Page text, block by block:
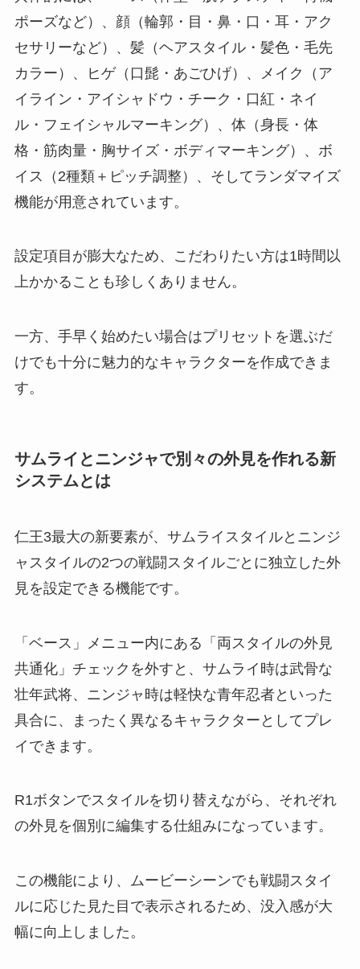
ポーズなど）、顔（輪郭・目・鼻・口・耳・アク
セサリーなど）、髪（ヘアスタイル・髪色・毛先
カラー）、ヒゲ（口髭・あごひげ）、メイク（ア
イライン・アイシャドウ・チーク・口紅・ネイ
ル・フェイシャルマーキング）、体（身長・体
格・筋肉量・胸サイズ・ボディマーキング）、ボ
イス（2種類＋ピッチ調整）、そしてランダマイズ
機能が用意されています。
設定項目が膨大なため、こだわりたい方は1時間以
上かかることも珍しくありません。
一方、手早く始めたい場合はプリセットを選ぶだ
けでも十分に魅力的なキャラクターを作成できま
す。
サムライとニンジャで別々の外見を作れる新
システムとは
仁王3最大の新要素が、サムライスタイルとニンジ
ャスタイルの2つの戦闘スタイルごとに独立した外
見を設定できる機能です。
「ベース」メニュー内にある「両スタイルの外見
共通化」チェックを外すと、サムライ時は武骨な
壮年武将、ニンジャ時は軽快な青年忍者といった
具合に、まったく異なるキャラクターとしてプレ
イできます。
R1ボタンでスタイルを切り替えながら、それぞれ
の外見を個別に編集する仕組みになっています。
この機能により、ムービーシーンでも戦闘スタイ
ルに応じた見た目で表示されるため、没入感が大
幅に向上しました。